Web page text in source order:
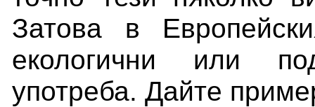
Затова в
екологични или
употреба. Дайте